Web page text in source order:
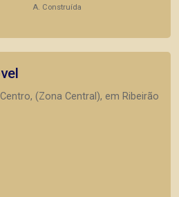
A. Construída
(Zona Central), em Ribeirão